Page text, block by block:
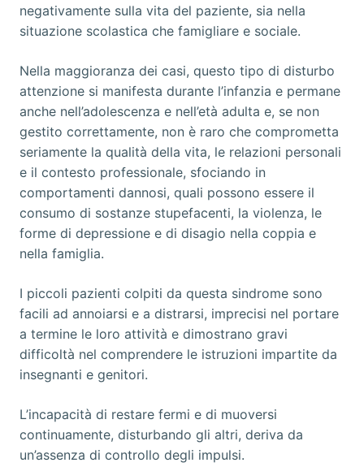
negativamente sulla vita del paziente, sia nella
situazione scolastica che famigliare e sociale.
Nella maggioranza dei casi, questo tipo di disturbo
attenzione si manifesta durante l’infanzia e permane
anche nell’adolescenza e nell’età adulta e, se non
gestito correttamente, non è raro che comprometta
seriamente la qualità della vita, le relazioni personali
e il contesto professionale, sfociando in
comportamenti dannosi, quali possono essere il
consumo di sostanze stupefacenti, la violenza, le
forme di depressione e di disagio nella coppia e
nella famiglia.
I piccoli pazienti colpiti da questa sindrome sono
facili ad annoiarsi e a distrarsi, imprecisi nel portare
a termine le loro attività e dimostrano gravi
difficoltà nel comprendere le istruzioni impartite da
insegnanti e genitori.
L’incapacità di restare fermi e di muoversi
continuamente, disturbando gli altri, deriva da
un’assenza di controllo degli impulsi.